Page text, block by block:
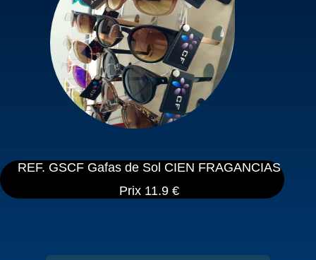
REF. GSCF Gafas de Sol CIEN FRAGANCIAS
Prix 11.9 €